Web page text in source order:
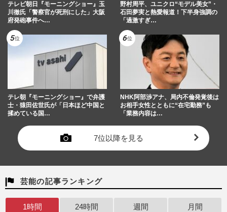
テレビ朝日『モーニングショー』玉
川徹氏「警察官が死刑にした」大阪
府発砲事件へ…
野村周平、ユニクロ“モデル美女”・
石田夢実と熱愛報道！下半身強調の
「過激すぎ…
テレ朝『モーニングショー』で弁護
士・猿田佐世氏が「日本ほど中国と
揉めている国…
NHK阿部渉アナ、局内不倫発覚後は
お相手女性とともに“在宅勤務”も
「業務内容は…
7位以降を見る
芸能の記事ランキング
1時間 24時間 週間 月間